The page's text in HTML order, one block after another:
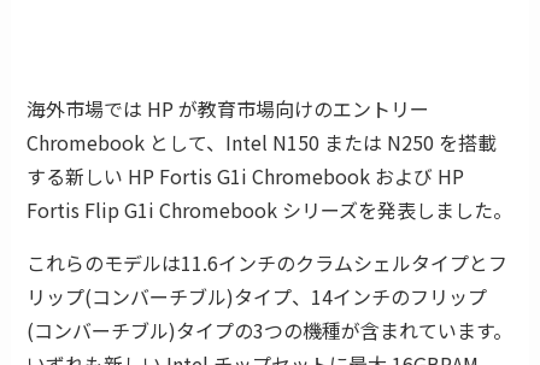
海外市場では HP が教育市場向けのエントリー
Chromebook として、Intel N150 または N250 を搭載
する新しい HP Fortis G1i Chromebook および HP
Fortis Flip G1i Chromebook シリーズを発表しました。
これらのモデルは11.6インチのクラムシェルタイプとフ
リップ(コンバーチブル)タイプ、14インチのフリップ
(コンバーチブル)タイプの3つの機種が含まれています。